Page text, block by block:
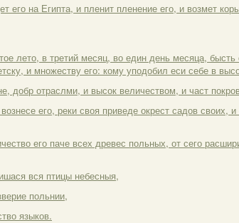
его на Египта, и пленит пленение его, и возмет
лето, в третий месяц, во един день месяца,
и множеству его: кому уподобил еси себе в
добр отраслми, и высок величеством, и част
его, реки своя приведе окрест садов своих,
его паче всех древес польных, от сего
вся птицы небесныя,
польнии,
языков.